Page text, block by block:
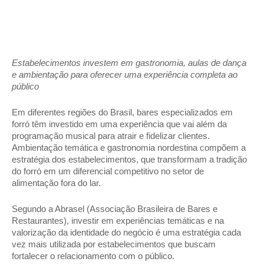
Estabelecimentos investem em gastronomia, aulas de dança
e ambientação para oferecer uma experiência completa ao
público
Em diferentes regiões do Brasil, bares especializados em
forró têm investido em uma experiência que vai além da
programação musical para atrair e fidelizar clientes.
Ambientação temática e gastronomia nordestina compõem a
estratégia dos estabelecimentos, que transformam a tradição
do forró em um diferencial competitivo no setor de
alimentação fora do lar.
Segundo a Abrasel (Associação Brasileira de Bares e
Restaurantes), investir em experiências temáticas e na
valorização da identidade do negócio é uma estratégia cada
vez mais utilizada por estabelecimentos que buscam
fortalecer o relacionamento com o público.